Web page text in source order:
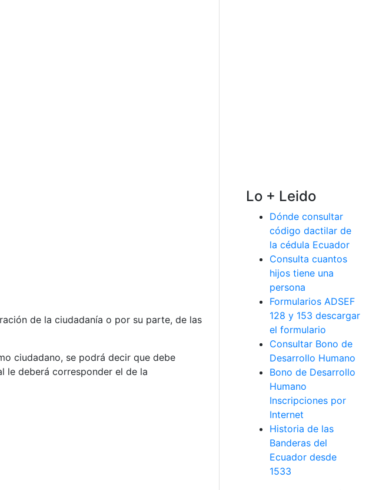
de la ciudadanía o por su parte, de las
ciudadano, se podrá decir que debe
le deberá corresponder el de la
Lo + Leido
Dónde consultar
código dactilar de
la cédula Ecuador
Consulta cuantos
hijos tiene una
persona
Formularios ADSEF
128 y 153 descargar
el formulario
Consultar Bono de
Desarrollo Humano
Bono de Desarrollo
Humano
Inscripciones por
Internet
Historia de las
Banderas del
Ecuador desde
1533